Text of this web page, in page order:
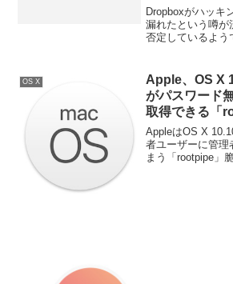
をDropboxが
Dropboxがハッキ
漏れたという噂が
否定しているよう
OS X
Apple、OS X
がパスワード
取得できる「
弱性を新たに
AppleはOS X
者ユーザーに管理
まう「rootpipe」